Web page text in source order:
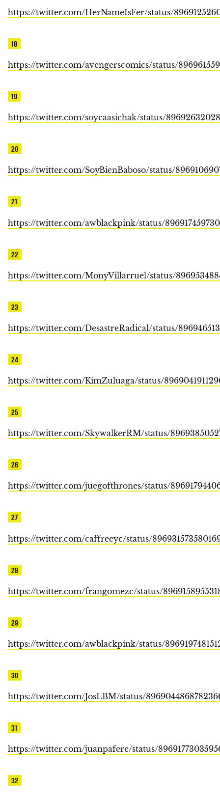
https://twitter.com/HerNameIsFer/status/
18
https://twitter.com/avengerscomics/status/
19
https://twitter.com/soycaasichak/status/
20
https://twitter.com/SoyBienBaboso/status/
21
https://twitter.com/awblackpink/status/
22
https://twitter.com/MonyVillarruel/status/
23
https://twitter.com/DesastreRadical/status/
24
https://twitter.com/KimZuluaga/status/
25
https://twitter.com/SkywalkerRM/status/
26
https://twitter.com/juegofthrones/status/
27
https://twitter.com/caffreeyc/status/
28
https://twitter.com/frangomezc/status/
29
https://twitter.com/awblackpink/status/
30
https://twitter.com/JosLBM/status/
31
https://twitter.com/juanpafere/status/
32